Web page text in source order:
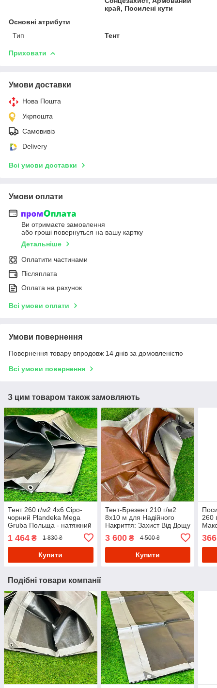
край, Посилені кути
Основні атрибути
Тип
Тент
Приховати
Умови доставки
Нова Пошта
Укрпошта
Самовивіз
Delivery
Всі умови доставки
Умови оплати
Ви отримаєте замовлення
або гроші повернуться на вашу картку
Детальніше
Оплатити частинами
Післяплата
Оплата на рахунок
Всі умови оплати
Умови повернення
Повернення товару впродовж 14 днів за домовленістю
Всі умови повернення
З цим товаром також замовляють
Тент 260 г/м2 4х6 Сіро-
чорний Plandeka Mega
Gruba Польща - натяжний
брезент покривний
сонцезахисні тенти
1 464 ₴ 1 830 ₴
Купити
Тент-Брезент 210 г/м2
8х10 м для Надійного
Накриття: Захист Від Дощу
3 600₴ 4 500 ₴
Купити
260
366
Подібні товари компанії